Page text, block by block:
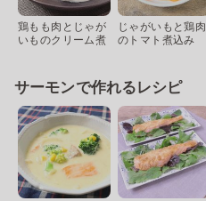
鶏もも肉とじゃが
いものクリーム煮
じゃがいもと鶏肉
のトマト煮込み
サーモンで作れるレシピ